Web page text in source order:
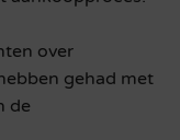
over
gehad met
de